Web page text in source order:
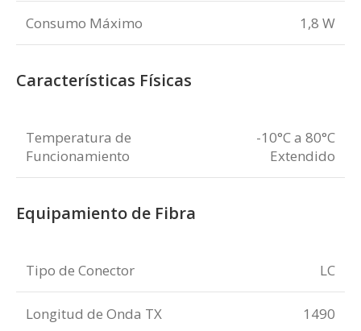
Consumo Máximo 1,8 W
Características Físicas
Temperatura de
Funcionamiento
-10°C a 80°C
Extendido
Equipamiento de Fibra
Tipo de Conector LC
Longitud de Onda TX 1490